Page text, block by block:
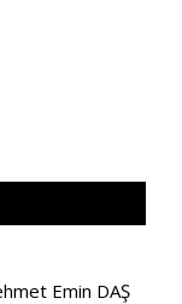
Emin DAŞ